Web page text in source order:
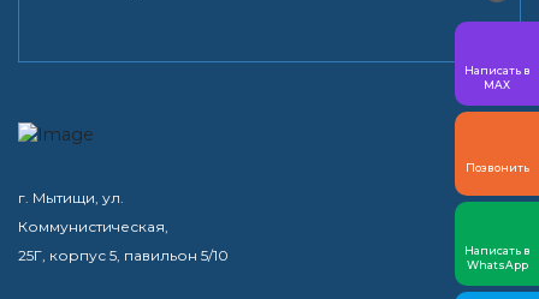
г. Мытищи, ул.
Коммунистическая,
25Г, корпус 5, павильон 5/10
Написать в
MAX
Позвонить
Написать в
WhatsApp